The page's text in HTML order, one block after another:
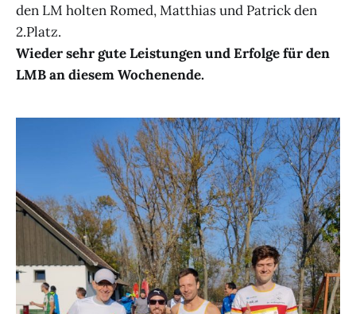
den LM holten Romed, Matthias und Patrick den
2.Platz.
Wieder sehr gute Leistungen und Erfolge für den
LMB an diesem Wochenende.